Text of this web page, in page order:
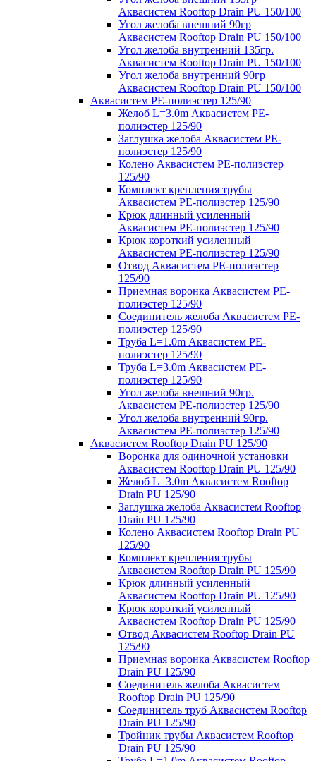
Аквасистем Rooftop Drain PU 150/100
Угол желоба внешний 90гр
Аквасистем Rooftop Drain PU 150/100
Угол желоба внутренний 135гр.
Аквасистем Rooftop Drain PU 150/100
Угол желоба внутренний 90гр
Аквасистем Rooftop Drain PU 150/100
Аквасистем PE-полиэстер 125/90
Желоб L=3.0m Аквасистем PE-
полиэстер 125/90
Заглушка желоба Аквасистем PE-
полиэстер 125/90
Колено Аквасистем PE-полиэстер
125/90
Комплект крепления трубы
Аквасистем PE-полиэстер 125/90
Крюк длинный усиленный
Аквасистем PE-полиэстер 125/90
Крюк короткий усиленный
Аквасистем PE-полиэстер 125/90
Отвод Аквасистем РЕ-полиэстер
125/90
Приемная воронка Аквасистем PE-
полиэстер 125/90
Соединитель желоба Аквасистем PE-
полиэстер 125/90
Труба L=1.0m Аквасистем PE-
полиэстер 125/90
Труба L=3.0m Аквасистем PE-
полиэстер 125/90
Угол желоба внешний 90гр.
Аквасистем PE-полиэстер 125/90
Угол желоба внутренний 90гр.
Аквасистем PE-полиэстер 125/90
Аквасистем Rooftop Drain PU 125/90
Воронка для одиночной установки
Аквасистем Rooftop Drain PU 125/90
Желоб L=3.0m Аквасистем Rooftop
Drain PU 125/90
Заглушка желоба Аквасистем Rooftop
Drain PU 125/90
Колено Аквасистем Rooftop Drain PU
125/90
Комплект крепления трубы
Аквасистем Rooftop Drain PU 125/90
Крюк длинный усиленный
Аквасистем Rooftop Drain PU 125/90
Крюк короткий усиленный
Аквасистем Rooftop Drain PU 125/90
Отвод Аквасистем Rooftop Drain PU
125/90
Приемная воронка Аквасистем Rooftop
Drain PU 125/90
Соединитель желоба Аквасистем
Rooftop Drain PU 125/90
Соединитель труб Аквасистем Rooftop
Drain PU 125/90
Тройник трубы Аквасистем Rooftop
Drain PU 125/90